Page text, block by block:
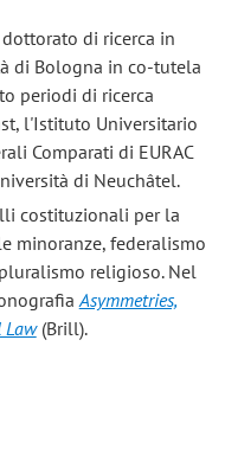
di ricerca in
di Bologna in co-tutela
periodi di ricerca
l'Istituto Universitario
Comparati di EURAC
di Neuchâtel.
costituzionali per la
minoranze, federalismo
religioso. Nel
Asymmetries,
Law(Brill).